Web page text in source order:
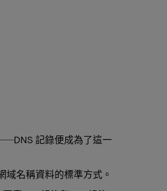
記錄便成為了這一
域名稱資料的標準方式。